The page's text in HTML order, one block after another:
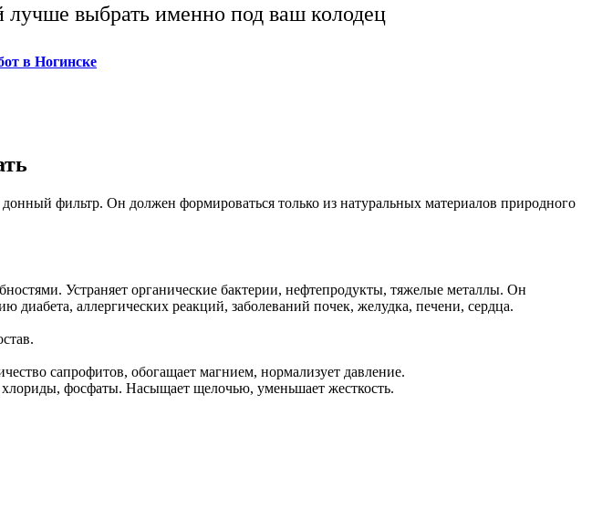
лучше выбрать именно под ваш колодец
в Ногинске
фильтр. Он должен формироваться только из натуральных материалов природного
Устраняет органические бактерии, нефтепродукты, тяжелые металлы. Он
диабета, аллергических реакций, заболеваний почек, желудка, печени, сердца.
сапрофитов, обогащает магнием, нормализует давление.
фосфаты. Насыщает щелочью, уменьшает жесткость.